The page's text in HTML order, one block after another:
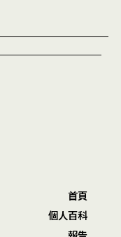
首頁
個人百科